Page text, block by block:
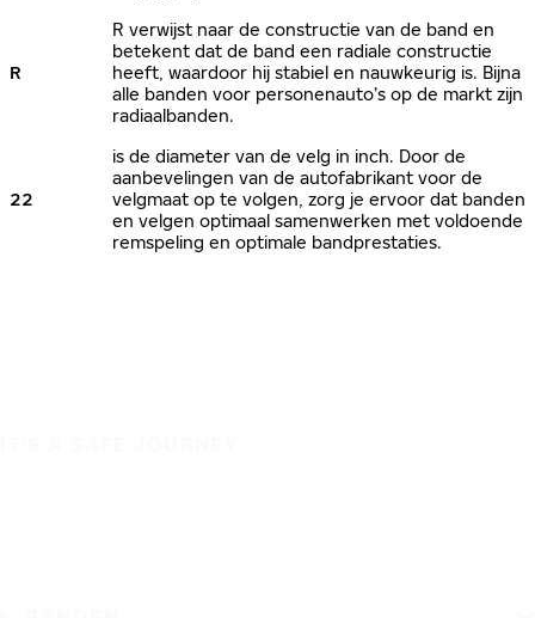
R
R verwijst naar de constructie van de band en
betekent dat de band een radiale constructie
heeft, waardoor hij stabiel en nauwkeurig is. Bijna
alle banden voor personenauto’s op de markt zijn
radiaalbanden.
22
is de diameter van de velg in inch. Door de
aanbevelingen van de autofabrikant voor de
velgmaat op te volgen, zorg je ervoor dat banden
en velgen optimaal samenwerken met voldoende
remspeling en optimale bandprestaties.